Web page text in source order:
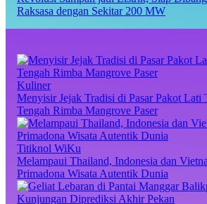
Raksasa dengan Sekitar 200 MW
Kuliner
Menyisir Jejak Tradisi di Pasar Pakot Lati
Tengah Rimba Mangrove Paser
Titiknol WiKu
Melampaui Thailand, Indonesia dan
Primadona Wisata Autentik Dunia